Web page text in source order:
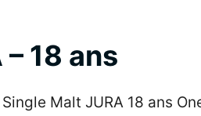
– 18 ans
Malt JURA 18 ans